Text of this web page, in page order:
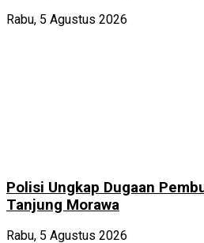
Rabu, 5 Agustus 2026
Polisi Ungkap Dugaan
Tanjung Morawa
Rabu, 5 Agustus 2026